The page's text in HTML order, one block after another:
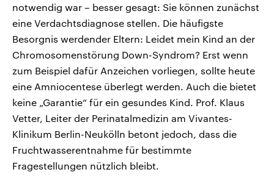
notwendig war – besser gesagt: Sie können zunächst
eine Verdachtsdiagnose stellen. Die häufigste
Besorgnis werdender Eltern: Leidet mein Kind an der
Chromosomenstörung Down-Syndrom? Erst wenn
zum Beispiel dafür Anzeichen vorliegen, sollte heute
eine Amniocentese überlegt werden. Auch die bietet
keine „Garantie“ für ein gesundes Kind. Prof. Klaus
Vetter, Leiter der Perinatalmedizin am Vivantes-
Klinikum Berlin-Neukölln betont jedoch, dass die
Fruchtwasserentnahme für bestimmte
Fragestellungen nützlich bleibt.